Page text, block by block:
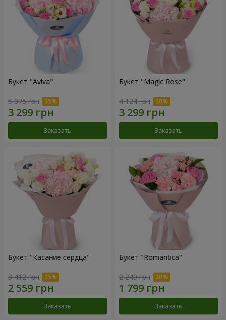
Букет "Aviva"
5 075 грн
Заказать
Букет "Magic Rose"
4 124 грн
Заказать
Букет "Касание сердца"
3 412 грн
Заказать
Букет "Romantica"
2 249 грн
Заказать